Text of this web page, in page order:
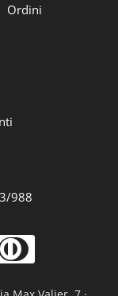
Ordini
988